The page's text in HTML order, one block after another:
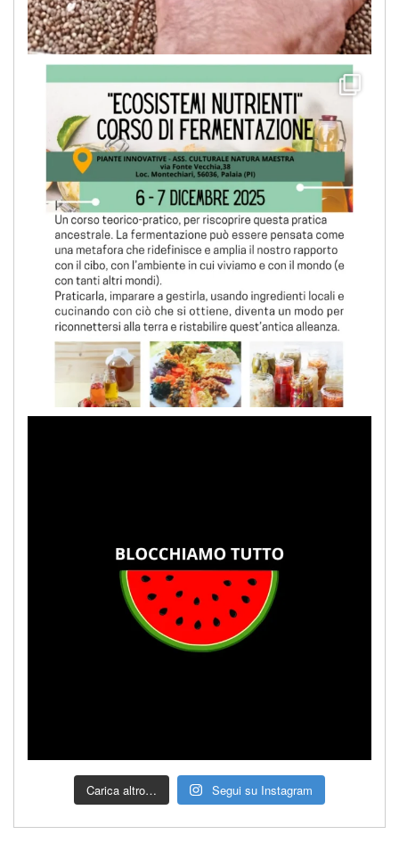
Carica altro… Segui su Instagram